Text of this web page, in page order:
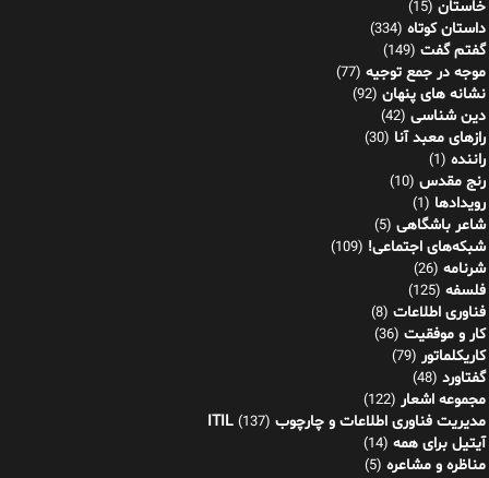
خاستان (15)
داستان کوتاه (334)
گفتم گفت (149)
موجه در جمع توجیه (77)
نشانه های پنهان (92)
دین شناسی (42)
رازهای معبد آنا (30)
راننده (1)
رنج مقدس (10)
رویدادها (1)
شاعر باشگاهی (5)
شبکه‌های اجتماعی! (109)
شرنامه (26)
فلسفه (125)
فناوری اطلاعات (8)
کار و موفقیت (36)
کاریکلماتور (79)
گفتاورد (48)
مجموعه اشعار (122)
مدیریت فناوری اطلاعات و چارچوب ITIL (137)
آیتیل برای همه (14)
مناظره و مشاعره (5)